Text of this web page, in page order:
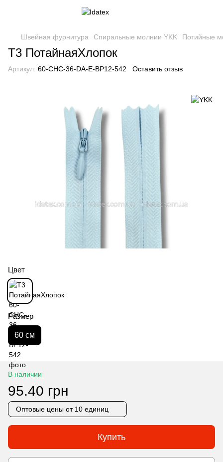
Швейная фурнитура Спиральные молнии YKK Потийные
Т3 ПотайнаяХлопок
Артикул: 60-CHC-36-DA-E-BP12-542 Оставить отзыв
Цвет
Размер
60 см
В наличии
95.40 грн
Оптовые цены от 10 единиц
Купить